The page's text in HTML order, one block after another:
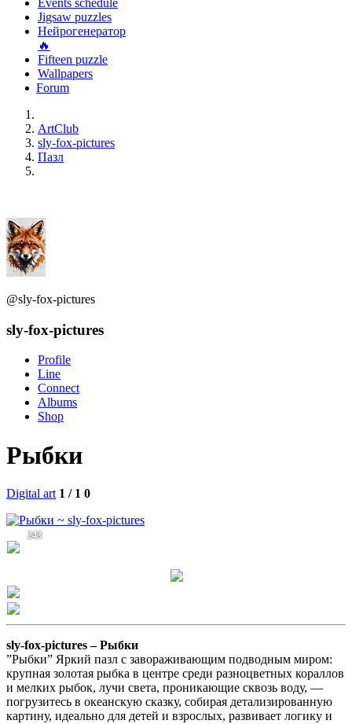
Events schedule
Jigsaw puzzles
Нейрогенератор
🔥
Fifteen puzzle
Wallpapers
Forum
ArtClub
sly-fox-pictures
Пазл
@sly-fox-pictures
sly-fox-pictures
Profile
Line
Connect
Albums
Shop
Рыбки
Digital art 1 / 1 0
243
sly-fox-pictures –Рыбки
”Рыбки” Яркий пазл с завораживающим подводным миром:
крупная золотая рыбка в центре среди разноцветных кораллов
и мелких рыбок, лучи света, проникающие сквозь воду, —
погрузитесь в океанскую сказку, собирая детализированную
картину, идеально для детей и взрослых, развивает логику и